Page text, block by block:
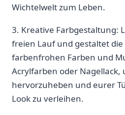
Wichtelwelt zum Leben.
3.⁣ Kreative ‌Farbgestaltung:
freien Lauf und gestaltet
farbenfrohen ⁤Farben und
Acrylfarben oder Nagellack,‍
hervorzuheben und ​eurer
⁢Look‍ zu verleihen.